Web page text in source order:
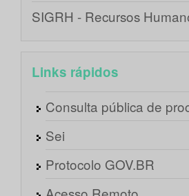
SIGRH - Recursos
Links rápidos
Consulta pública de
Sei
Protocolo GOV.BR